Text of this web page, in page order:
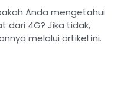
Anda mengetahui
dari 4G? Jika tidak,
melalui artikel ini.